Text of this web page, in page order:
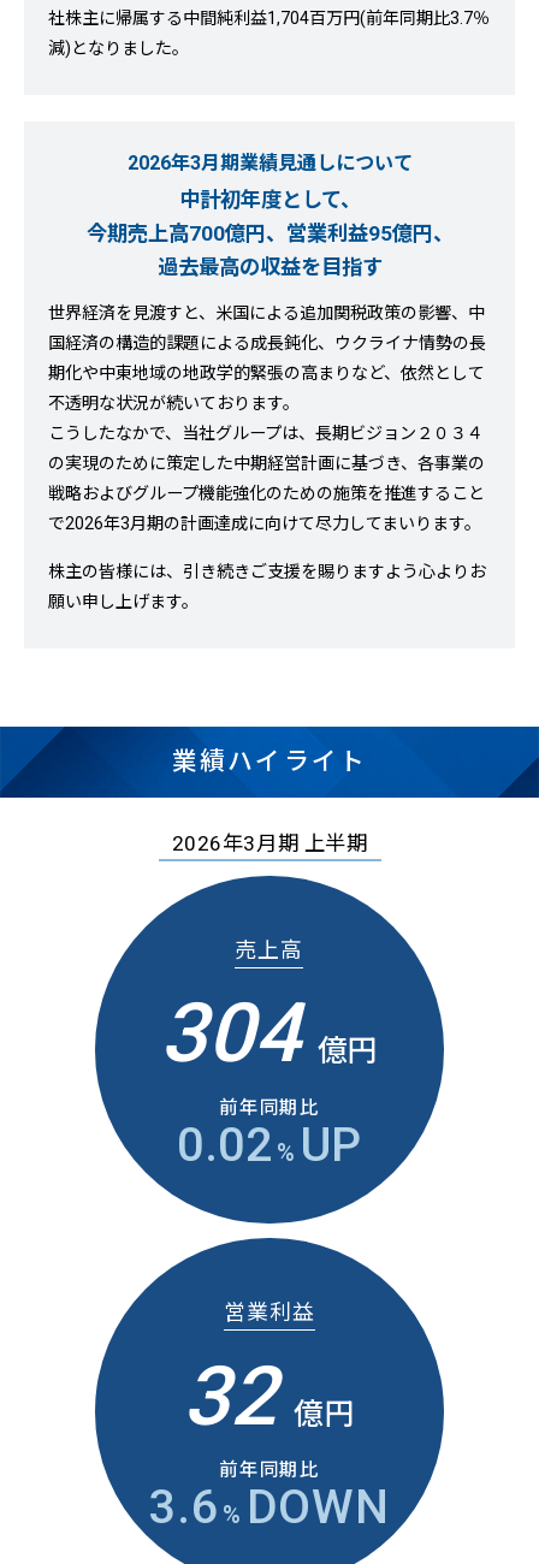
社株主に帰属する中間純利益1,704百万円(前年同期比3.7％
減)となりました。
2026年3月期業績見通しについて
中計初年度として、
今期売上高700億円、営業利益95億円、
過去最高の収益を目指す
世界経済を見渡すと、米国による追加関税政策の影響、中
国経済の構造的課題による成長鈍化、ウクライナ情勢の長
期化や中東地域の地政学的緊張の高まりなど、依然として
不透明な状況が続いております。
こうしたなかで、当社グループは、長期ビジョン２０３４
の実現のために策定した中期経営計画に基づき、各事業の
戦略およびグループ機能強化のための施策を推進すること
で2026年3月期の計画達成に向けて尽力してまいります。
株主の皆様には、引き続きご支援を賜りますよう心よりお
願い申し上げます。
業績ハイライト
2026年3月期 上半期
売上高
304 億円
前年同期比
0.02 % UP
営業利益
32 億円
前年同期比
3.6 % DOWN